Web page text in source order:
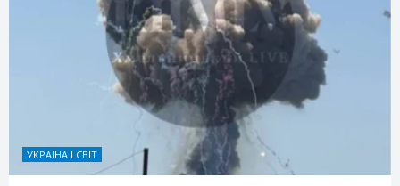
УКРАЇНА І СВІТ